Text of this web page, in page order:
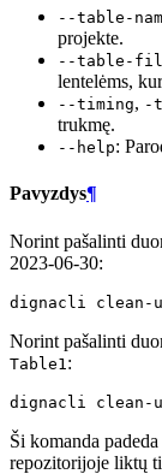
--table-
projekte.
--table-
lentelėms,
--timing, -
trukmę.
--help:
Pavyzdys¶
Norint pašalinti
2023-06-30:
dignacli clean-
Norint pašalinti
Table1 :
dignacli clean-
Ši komanda
repozitorijoje liktų